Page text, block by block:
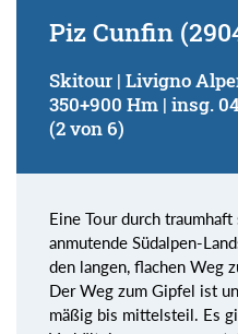
Piz Cunfin
Skitour | Livigno
350+900 Hm | insg.
(2 von 6)
Eine Tour durch
anmutende Südalpen-
den langen, flachen Weg
Der Weg zum Gipfel ist
mäßig bis mittelsteil. Es